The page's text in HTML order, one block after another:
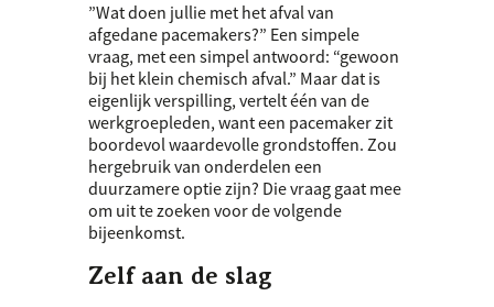
”Wat doen jullie met het afval van
afgedane pacemakers?” Een simpele
vraag, met een simpel antwoord: “gewoon
bij het klein chemisch afval.” Maar dat is
eigenlijk verspilling, vertelt één van de
werkgroepleden, want een pacemaker zit
boordevol waardevolle grondstoffen. Zou
hergebruik van onderdelen een
duurzamere optie zijn? Die vraag gaat mee
om uit te zoeken voor de volgende
bijeenkomst.
Zelf aan de slag